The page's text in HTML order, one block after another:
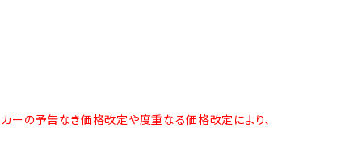
ーの予告なき価格改定や度重なる価格改定により、